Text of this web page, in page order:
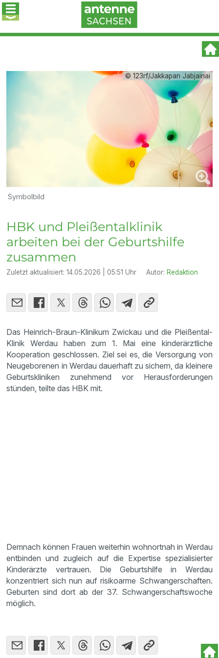
© 123rf/Jakkapan Jabjainai
Symbolbild
HBK und Pleißentalklinik
arbeiten bei der Geburtshilfe
zusammen
Zuletzt aktualisiert:14.05.2026 | 05:51 Uhr Autor: Redaktion
Das Heinrich-Braun-Klinikum Zwickau und die Pleißental-
Klinik Werdau haben zum 1. Mai eine kinderärztliche
Kooperation geschlossen. Ziel sei es, die Versorgung von
Neugeborenen in Werdau dauerhaft zu sichern, da kleinere
Geburtskliniken zunehmend vor Herausforderungen
stünden, teilte das HBK mit.
Demnach können Frauen weiterhin wohnortnah in Werdau
entbinden und zugleich auf die Expertise spezialisierter
Kinderärzte vertrauen. Die Geburtshilfe in Werdau
konzentriert sich nun auf risikoarme Schwangerschaften.
Geburten sind dort ab der 37. Schwangerschaftswoche
möglich.